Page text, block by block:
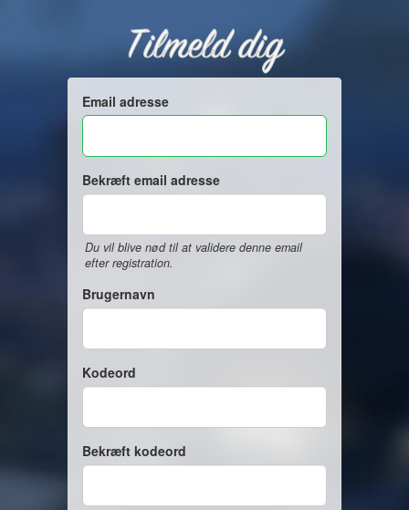
Tilmeld dig
Email adresse
Bekræft email adresse
Du vil blive nød til at validere denne email
efter registration.
Brugernavn
Kodeord
Bekræft kodeord